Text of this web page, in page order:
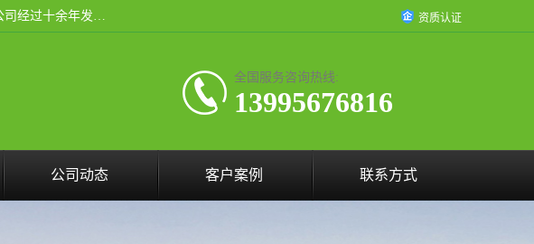
武汉洁利友环境技术有限公司是从事工业民用设备清洗、水处理、金属防腐蚀技术开发与应用的专业化公司。公司经过十余年发展积累了丰富的清洗经验，服务过的客户达到500余家，清洗的各类工业设备共计3000余台。 资质认证
全国服务咨询热线:
13995676816
公司动态 客户案例 联系方式